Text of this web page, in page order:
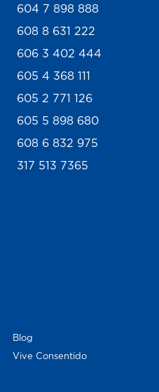
604 7 898 888
608 8 631 222
606 3 402 444
605 4 368 111
605 2 771 126
605 5 898 680
608 6 832 975
317 513 7365
Blog
Vive Consentido